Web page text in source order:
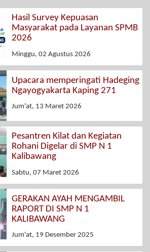
Hasil Survey Kepuasan
Masyarakat pada Layanan SPMB
2026
Minggu, 02 Agustus 2026
Upacara memperingati Hadeging
Ngayogyakarta Kaping 271
Jum'at, 13 Maret 2026
Pesantren Kilat dan Kegiatan
Rohani Digelar di SMP N 1
Kalibawang
Sabtu, 07 Maret 2026
GERAKAN AYAH MENGAMBIL
RAPORT DI SMP N 1
KALIBAWANG
Jum'at, 19 Desember 2025